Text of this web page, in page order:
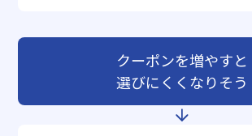
クーポンを増やすと
選びにくくなりそう